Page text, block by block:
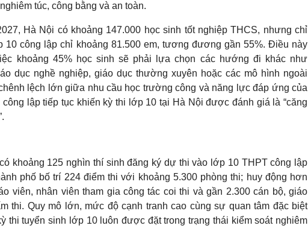
túc, công bằng và an toàn.
Hà Nội có khoảng 147.000 học sinh tốt nghiệp THCS, nhưng chỉ
10 công lập chỉ khoảng 81.500 em, tương đương gần 55%. Điều này
khoảng 45% học sinh sẽ phải lựa chọn các hướng đi khác như
dục nghề nghiệp, giáo dục thường xuyên hoặc các mô hình ngoài
lệch lớn giữa nhu cầu học trường công và năng lực đáp ứng của
công lập tiếp tục khiến kỳ thi lớp 10 tại Hà Nội được đánh giá là “căng
khoảng 125 nghìn thí sinh đăng ký dự thi vào lớp 10 THPT công lập
phố bố trí 224 điểm thi với khoảng 5.300 phòng thi; huy động hơn
viên, nhân viên tham gia công tác coi thi và gần 2.300 cán bộ, giáo
thi. Quy mô lớn, mức độ cạnh tranh cao cùng sự quan tâm đặc biệt
thi tuyển sinh lớp 10 luôn được đặt trong trạng thái kiểm soát nghiêm